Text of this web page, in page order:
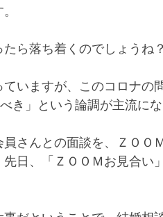
ら落ち着くのでしょうね？
いますが、このコロナの
き」という論調が主流にな
さんとの面談を、ＺＯＯ
日、「ＺＯＯＭお見合い